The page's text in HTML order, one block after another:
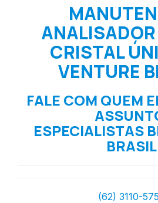
ANALISADOR
CRISTAL
VENTURE
FALE COM QUEM
ESPECIALISTAS
BRASIL
(62) 3110-